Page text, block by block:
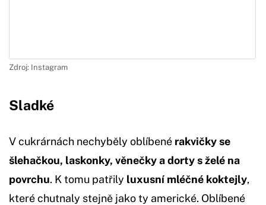
Zdroj: Instagram
Sladké
V cukrárnách nechyběly oblíbené rakvičky se
šlehačkou, laskonky, věnečky a dorty s želé na
povrchu. K tomu patřily luxusní mléčné koktejly,
které chutnaly stejně jako ty americké. Oblíbené